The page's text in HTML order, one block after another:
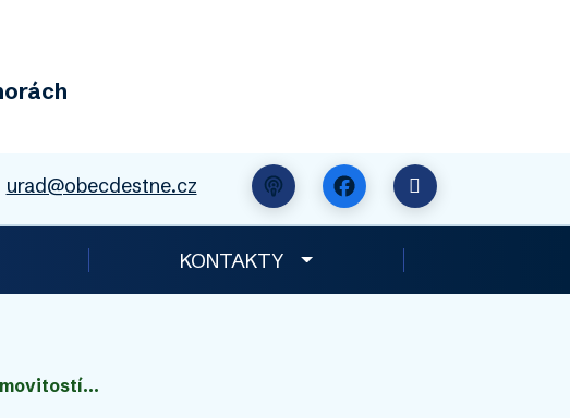
urad@obecdestne.cz Verze pro seniory
KONTAKTY